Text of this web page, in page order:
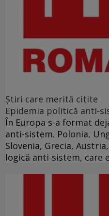
Ştiri care merită citite
Epidemia politică anti-
În Europa s-a format
anti-sistem. Polonia,
Slovenia, Grecia,
logică anti-sistem, care